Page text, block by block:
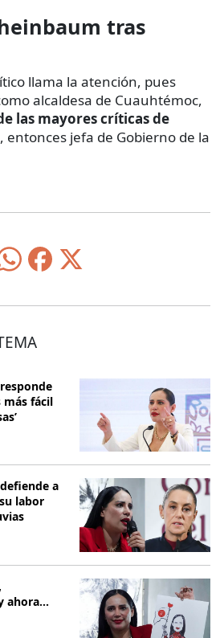
tras
llama la atención, pues
alcaldesa de Cuauhtémoc,
las mayores críticas de
, entonces jefa de Gobierno de la
más fácil
a
labor
ahora...